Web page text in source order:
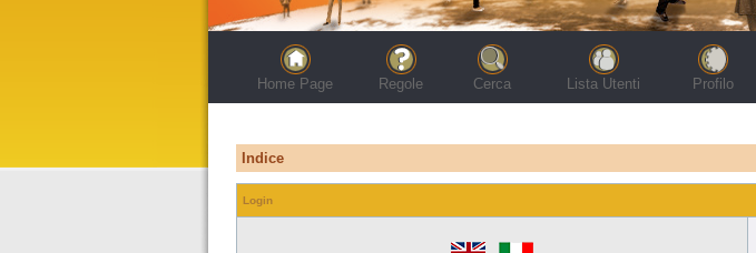
Home Page Regole Cerca Lista Utenti Profilo
Indice
Login